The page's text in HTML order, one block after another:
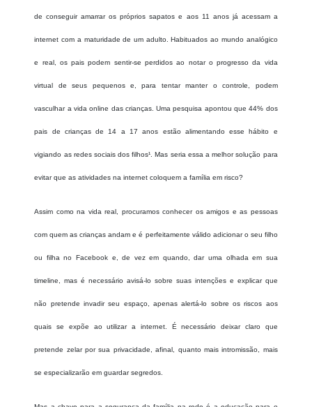
de conseguir amarrar os próprios sapatos e aos 11 anos já acessam a
internet com a maturidade de um adulto. Habituados ao mundo analógico
e real, os pais podem sentir-se perdidos ao notar o progresso da vida
virtual de seus pequenos e, para tentar manter o controle, podem
vasculhar a vida online das crianças. Uma pesquisa apontou que 44% dos
pais de crianças de 14 a 17 anos estão alimentando esse hábito e
vigiando as redes sociais dos filhos¹. Mas seria essa a melhor solução para
evitar que as atividades na internet coloquem a família em risco?
Assim como na vida real, procuramos conhecer os amigos e as pessoas
com quem as crianças andam e é perfeitamente válido adicionar o seu filho
ou filha no Facebook e, de vez em quando, dar uma olhada em sua
timeline, mas é necessário avisá-lo sobre suas intenções e explicar que
não pretende invadir seu espaço, apenas alertá-lo sobre os riscos aos
quais se expõe ao utilizar a internet. É necessário deixar claro que
pretende zelar por sua privacidade, afinal, quanto mais intromissão, mais
se especializarão em guardar segredos.